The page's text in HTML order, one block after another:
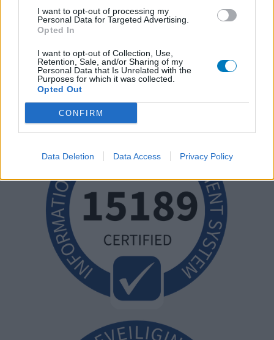
I want to opt-out of processing my
Personal Data for Targeted Advertising.
Opted In
I want to opt-out of Collection, Use,
Retention, Sale, and/or Sharing of my
Personal Data that Is Unrelated with the
Purposes for which it was collected.
Opted Out
CONFIRM
Data Deletion Data Access Privacy Policy